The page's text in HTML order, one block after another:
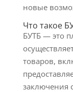
новые
Что такое
БУТБ — это
товаров,
заключения